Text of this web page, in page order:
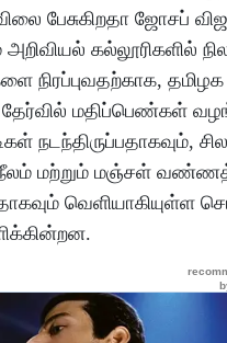
பேசுகிறதா ஜோசப்
கல்லூரிகளில்
நிரப்புவதற்காக, தமிழக
தேர்வில் மதிப்பெண்கள்
நடந்திருப்பதாகவும்,
மற்றும் மஞ்சள்
வெளியாகியுள்ள